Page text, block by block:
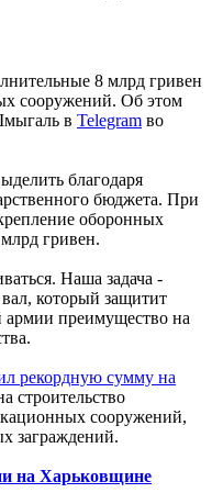
8 млрд гривен
сооружений. Об этом
в Telegram во
благодаря
бюджета. При
оборонных
гривен.
Наша задача -
который защитит
преимущество на
рекордную сумму на
строительство
сооружений,
заграждений.
на Харьковщине